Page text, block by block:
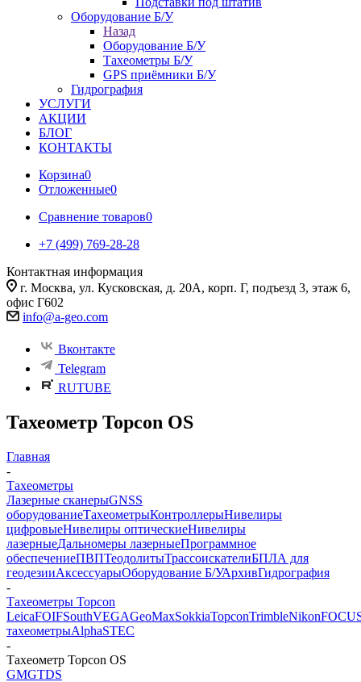
Оборудование Б/У
Назад
Оборудование Б/У
Тахеометры Б/У
GPS приёмники Б/У
Гидрография
УСЛУГИ
АКЦИИ
БЛОГ
КОНТАКТЫ
Корзина0
Отложенные0
Сравнение товаров0
+7 (499) 769-28-28
Контактная информация
г. Москва, ул. Кусковская, д. 20А, корп. Г, подъезд 3, этаж 6,
офис Г602
info@a-geo.com
Вконтакте
Telegram
RUTUBE
Тахеометр Topcon OS
Главная
-
Тахеометры
Лазерные сканерыGNSS
оборудованиеТахеометрыКонтроллерыНивелиры
цифровыеНивелиры оптическиеНивелиры
лазерныеДальномеры лазерныеПрограммное
обеспечениеПВПТеодолитыТрассоискателиБПЛА для
геодезииАксессуарыОборудование Б/УАрхивГидрография
-
Тахеометры Topcon
LeicaFOIFSouthVEGAGeoMaxSokkiaTopconTrimbleNikon
тахеометрыAlphaSTEC
-
Тахеометр Topcon OS
GMGTDS